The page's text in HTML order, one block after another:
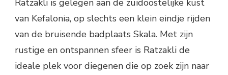
Ratzakli is gelegen aan de zuidoostelijke kust
van Kefalonia, op slechts een klein eindje rijden
van de bruisende badplaats Skala. Met zijn
rustige en ontspannen sfeer is Ratzakli de
ideale plek voor diegenen die op zoek zijn naar